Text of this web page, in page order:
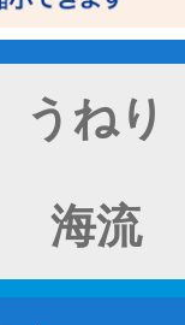
うねり
海流